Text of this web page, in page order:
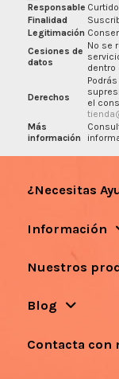
Responsable
Finalidad
Legitimación
Cesiones de
datos
No se
dentro
Derechos
el
Más
información
¿Necesitas
Información
Nuestros
Blog
Contacta con